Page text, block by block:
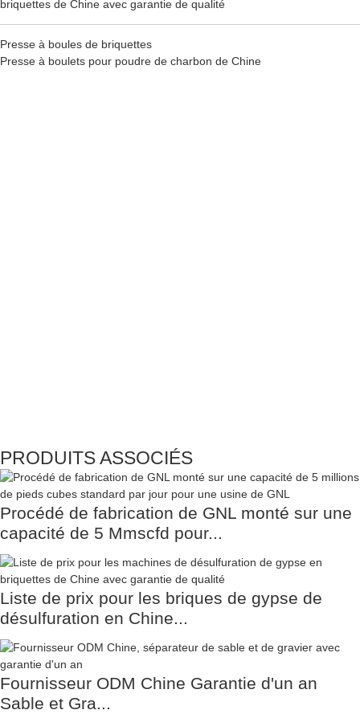
briquettes de Chine avec garantie de qualité
Presse à boules de briquettes
Presse à boulets pour poudre de charbon de Chine
PRODUITS ASSOCIÉS
Procédé de fabrication de GNL monté sur une
capacité de 5 Mmscfd pour...
Liste de prix pour les briques de gypse de
désulfuration en Chine...
Fournisseur ODM Chine Garantie d'un an
Sable et Gra...